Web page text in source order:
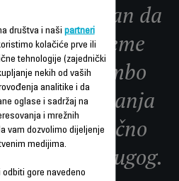
dizajniran da
vaše vreme
X-Combo
brisanja
za bežično
nijednog drugog.
društva i naši partneri
kolačiće prve ili
tehnologije (zajednički
nekih od vaših
analitike i da
oglase i sadržaj na
i mrežnih
vam dozvolimo dijeljenje
medijima.
gore navedeno